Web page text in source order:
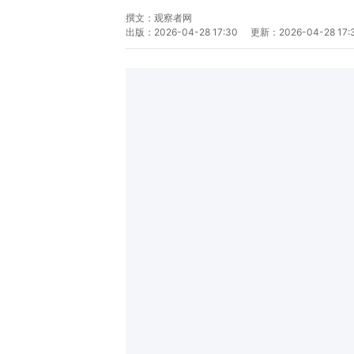
撰文： 观察者网
出版： 2026-04-28 17:30 更新： 2026-04-28